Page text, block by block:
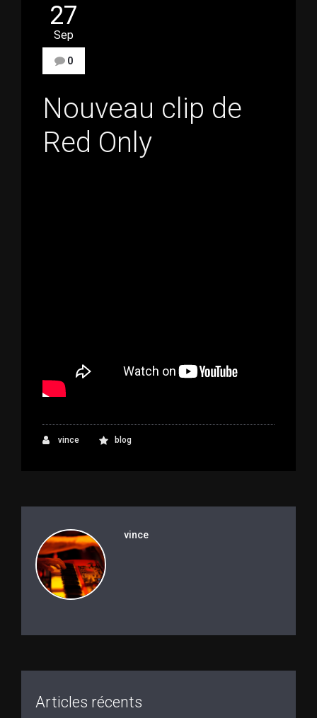
27
Sep
0
Nouveau clip de
Red Only
vince blog
vince
Articles récents